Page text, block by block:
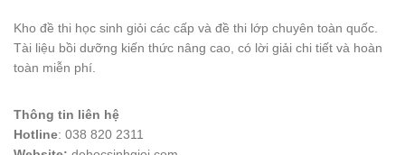
Kho đề thi học sinh giỏi các cấp và đề thi lớp chuyên toàn quốc.
Tài liệu bồi dưỡng kiến thức nâng cao, có lời giải chi tiết và hoàn
toàn miễn phí.
Thông tin liên hệ
Hotline: 038 820 2311